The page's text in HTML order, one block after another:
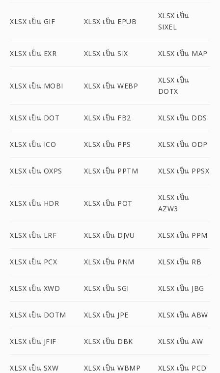
XLSX เป็น GIF XLSX เป็น EPUB
XLSX เป็น
SIXEL
XLSX เป็น EXR XLSX เป็น SIX XLSX เป็น MAP
XLSX เป็น MOBI XLSX เป็น WEBP
XLSX เป็น
DOTX
XLSX เป็น DOT XLSX เป็น FB2 XLSX เป็น DDS
XLSX เป็น ICO XLSX เป็น PPS XLSX เป็น ODP
XLSX เป็น OXPS XLSX เป็น PPTM XLSX เป็น PPSX
XLSX เป็น HDR XLSX เป็น POT
XLSX เป็น
AZW3
XLSX เป็น LRF XLSX เป็น DJVU XLSX เป็น PPM
XLSX เป็น PCX XLSX เป็น PNM XLSX เป็น RB
XLSX เป็น XWD XLSX เป็น SGI XLSX เป็น JBG
XLSX เป็น DOTM XLSX เป็น JPE XLSX เป็น ABW
XLSX เป็น JFIF XLSX เป็น DBK XLSX เป็น AW
XLSX เป็น SXW XLSX เป็น WBMP XLSX เป็น PCD